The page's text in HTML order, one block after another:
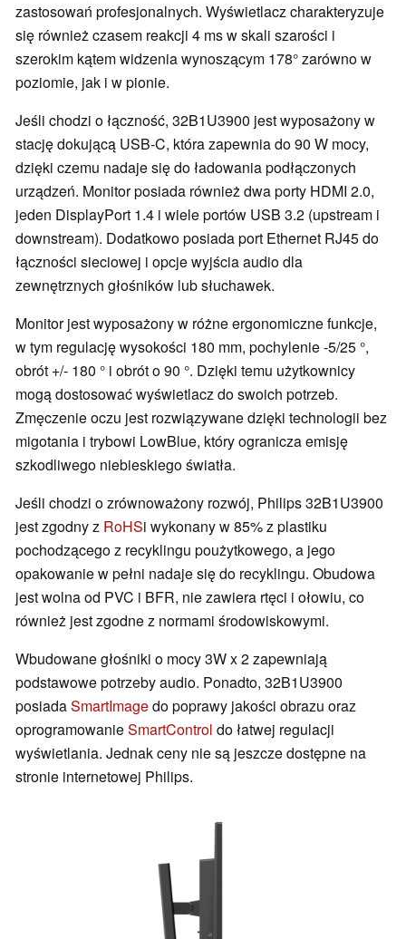
zastosowań profesjonalnych. Wyświetlacz charakteryzuje
się również czasem reakcji 4 ms w skali szarości i
szerokim kątem widzenia wynoszącym 178° zarówno w
poziomie, jak i w pionie.
Jeśli chodzi o łączność, 32B1U3900 jest wyposażony w
stację dokującą USB-C, która zapewnia do 90 W mocy,
dzięki czemu nadaje się do ładowania podłączonych
urządzeń. Monitor posiada również dwa porty HDMI 2.0,
jeden DisplayPort 1.4 i wiele portów USB 3.2 (upstream i
downstream). Dodatkowo posiada port Ethernet RJ45 do
łączności sieciowej i opcje wyjścia audio dla
zewnętrznych głośników lub słuchawek.
Monitor jest wyposażony w różne ergonomiczne funkcje,
w tym regulację wysokości 180 mm, pochylenie -5/25 °,
obrót +/- 180 ° i obrót o 90 °. Dzięki temu użytkownicy
mogą dostosować wyświetlacz do swoich potrzeb.
Zmęczenie oczu jest rozwiązywane dzięki technologii bez
migotania i trybowi LowBlue, który ogranicza emisję
szkodliwego niebieskiego światła.
Jeśli chodzi o zrównoważony rozwój, Philips 32B1U3900
jest zgodny z RoHSi wykonany w 85% z plastiku
pochodzącego z recyklingu poużytkowego, a jego
opakowanie w pełni nadaje się do recyklingu. Obudowa
jest wolna od PVC i BFR, nie zawiera rtęci i ołowiu, co
również jest zgodne z normami środowiskowymi.
Wbudowane głośniki o mocy 3W x 2 zapewniają
podstawowe potrzeby audio. Ponadto, 32B1U3900
posiadaSmartImagedo poprawy jakości obrazu oraz
oprogramowanieSmartControl do łatwej regulacji
wyświetlania. Jednak ceny nie są jeszcze dostępne na
stronie internetowej Philips.